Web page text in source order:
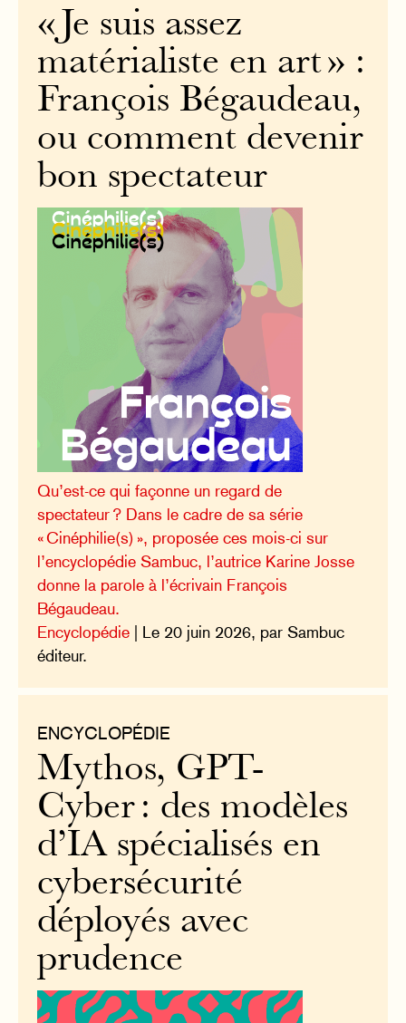
« Je suis assez
matérialiste en art » :
François Bégaudeau,
ou comment devenir
bon spectateur
Qu’est-ce qui façonne un regard de
spectateur ? Dans le cadre de sa série
« Cinéphilie(s) », proposée ces mois-ci sur
l’encyclopédie Sambuc, l’autrice Karine Josse
donne la parole à l’écrivain François
Bégaudeau.
Encyclopédie | Le 20 juin 2026, par Sambuc
éditeur.
ENCYCLOPÉDIE
Mythos, GPT-
Cyber : des modèles
d’IA spécialisés en
cybersécurité
déployés avec
prudence